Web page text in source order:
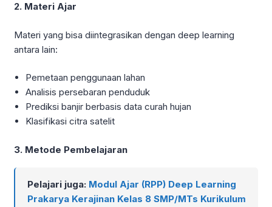
2. Materi Ajar
Materi yang bisa diintegrasikan dengan deep learning
antara lain:
Pemetaan penggunaan lahan
Analisis persebaran penduduk
Prediksi banjir berbasis data curah hujan
Klasifikasi citra satelit
3. Metode Pembelajaran
Pelajari juga: Modul Ajar (RPP) Deep Learning
Prakarya Kerajinan Kelas 8 SMP/MTs Kurikulum